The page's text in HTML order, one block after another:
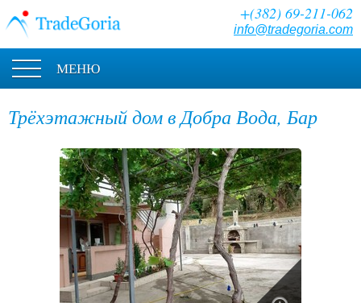
+(382) 69-211-062
info@tradegoria.com
МЕНЮ
Трёхэтажный дом в Добра Вода, Бар